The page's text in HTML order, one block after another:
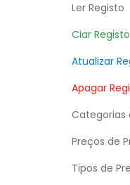
Ler Registo
Ciar Registo
Atualizar
Apagar
Categorias
Preços de
Tipos de